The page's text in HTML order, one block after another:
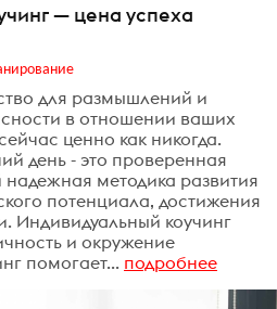
— цена успеха
для размышлений и
в отношении ваших
ценно как никогда.
день - это проверенная
методика развития
потенциала, достижения
Индивидуальный коучинг
и окружение
помогает... подробнее